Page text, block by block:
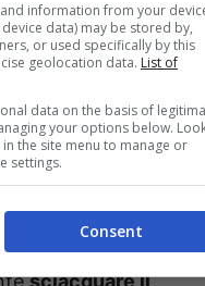
nell’aria e
Indossare il
indice e scorrere
sciacquare il
information from your
data) may be stored by,
or used specifically by this
geolocation data. List of
data on the basis of
your options below.
the site menu to manage or
settings.
Consent